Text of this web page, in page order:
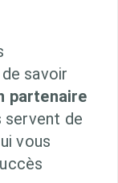
savoir
partenaire
servent de
vous